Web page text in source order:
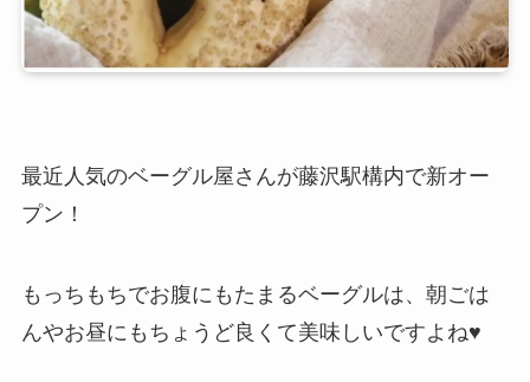
最近人気のベーグル屋さんが藤沢駅構内で新オー
プン！
もっちもちでお腹にもたまるベーグルは、朝ごは
んやお昼にもちょうど良くて美味しいですよね♥